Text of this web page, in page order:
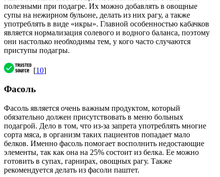
полезными при подагре. Их можно добавлять в овощные
супы на нежирном бульоне, делать из них рагу, а также
употреблять в виде «икры». Главной особенностью кабачков
является нормализация солевого и водного баланса, поэтому
они настолько необходимы тем, у кого часто случаются
приступы подагры.
[10]
Фасоль
Фасоль является очень важным продуктом, который
обязательно должен присутствовать в меню больных
подагрой. Дело в том, что из-за запрета употреблять многие
сорта мяса, в организм таких пациентов попадает мало
белков. Именно фасоль помогает восполнить недостающие
элементы, так как она на 25% состоит из белка. Ее можно
готовить в супах, гарнирах, овощных рагу. Также
рекомендуется делать из фасоли паштет.